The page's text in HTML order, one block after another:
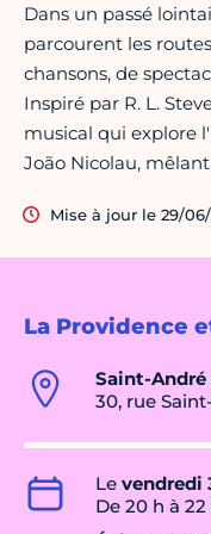
La Providence
Saint-André
30, rue
Le vendredi
De 20 h à
Dans un passé
parcourent les
chansons, de
Inspiré par R. L.
musical qui explore
João Nicolau,
Mise à jour le 29/